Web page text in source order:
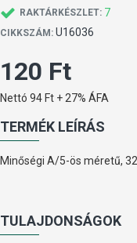
RAKTÁRKÉSZLET: 7
CIKKSZÁM: U16036
120 Ft
Nettó 94 Ft + 27% ÁFA
TERMÉK LEÍRÁS
Minőségi A/5-ös méretű,
TULAJDONSÁGOK